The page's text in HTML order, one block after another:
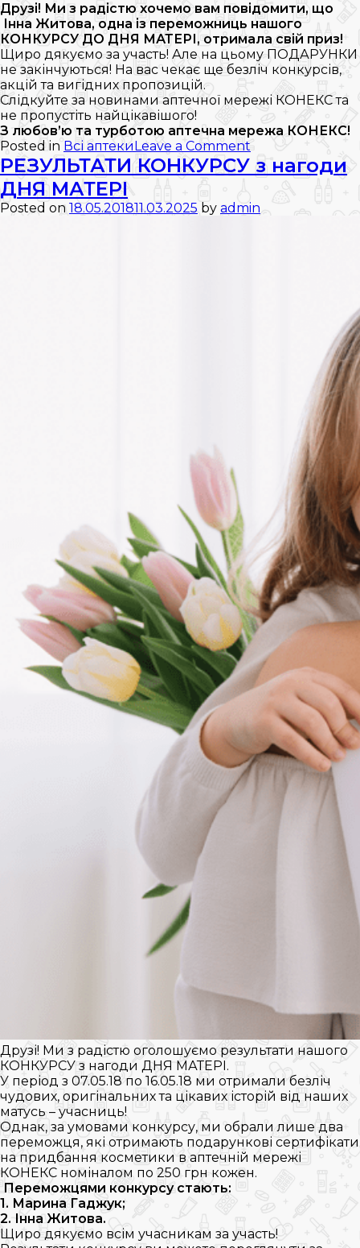
Друзі! Ми з радістю хочемо вам повідомити, що
Інна Житова, одна із переможниць нашого
КОНКУРСУ ДО ДНЯ МАТЕРІ, отримала свій приз!
Щиро дякуємо за участь! Але на цьому ПОДАРУНКИ
не закінчуються! На вас чекає ще безліч конкурсів,
акцій та вигідних пропозицій.
Слідкуйте за новинами аптечної мережі КОНЕКС та
не пропустіть найцікавішого!
З любов’ю та турботою аптечна мережа КОНЕКС!
Posted in Всі аптекиLeave a Comment
Результати
конкурсу!
РЕЗУЛЬТАТИ КОНКУРСУ з нагоди
ДНЯ МАТЕРІ
Posted on 18.05.201811.03.2025 by admin
Друзі! Ми з радістю оголошуємо результати нашого
КОНКУРСУ з нагоди ДНЯ МАТЕРІ.
У період з 07.05.18 по 16.05.18 ми отримали безліч
чудових, оригінальних та цікавих історій від наших
матусь – учасниць!
Однак, за умовами конкурсу, ми обрали лише два
переможця, які отримають подарункові сертифікати
на придбання косметики в аптечній мережі
КОНЕКС номіналом по 250 грн кожен.
Переможцями конкурсу стають:
1. Марина Гаджук;
2. Інна Житова.
Щиро дякуємо всім учасникам за участь!